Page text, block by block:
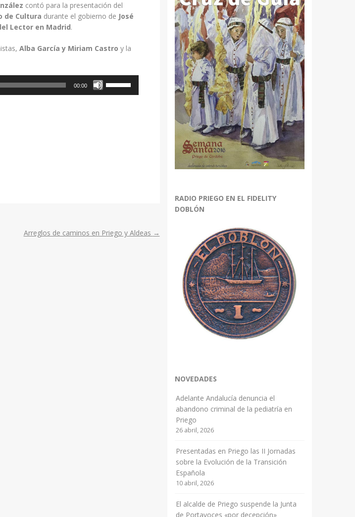
contó para la presentación del
de Cultura durante el gobierno de José
Lector en Madrid.
Alba García y Miriam Castroy la
00:00
Arreglos de caminos en Priego y Aldeas →
RADIO PRIEGO EN EL FIDELITY
DOBLÓN
NOVEDADES
Adelante Andalucía denuncia el
abandono criminal de la pediatría en
Priego
26 abril, 2026
Presentadas en Priego las II Jornadas
sobre la Evolución de la Transición
Española
10 abril, 2026
El alcalde de Priego suspende la Junta
de Portavoces «por decepción»